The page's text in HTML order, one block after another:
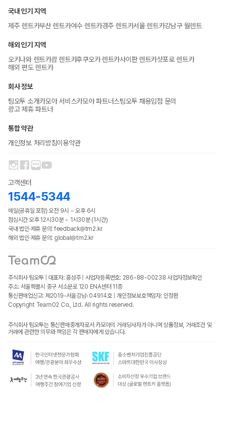
국내 인기 지역
제주 렌트카부산 렌트카여수 렌트카경주 렌트카서울 렌트카강남구 월렌트
해외 인기 지역
오키나와 렌트카괌 렌트카후쿠오카 렌트카사이판 렌트카삿포로 렌트카
해외 편도 렌트카
회사 정보
팀오투 소개카모아 서비스카모아 파트너스팀오투 채용입점 문의
광고 제휴 파트너
통합 약관
개인정보 처리방침이용약관
고객센터
1544-5344
매일(공휴일 포함) 오전 9시 ~ 오후 6시
점심시간 오후 12시30분 ~ 1시30분 (1시간)
국내 법인·제휴 문의: feedback@tm2.kr
해외 법인·제휴 문의: global@tm2.kr
주식회사 팀오투 | 대표자: 홍성주 | 사업자등록번호: 286-88-00238 사업자정보확인
주소: 서울특별시 중구 서소문로 120 ENA센터 11층
통신판매업신고: 제2019-서울강남-04914호 | 개인정보보호책임자: 인정환
Copyright TeamO2 Co., Ltd. All rights reserved.
주식회사 팀오투는 통신판매중개자로서 카모아의 거래당사자가 아니며 상품정보, 거래조건 및
거래에 관련한 의무와 책임은 각 판매자에게 있습니다.